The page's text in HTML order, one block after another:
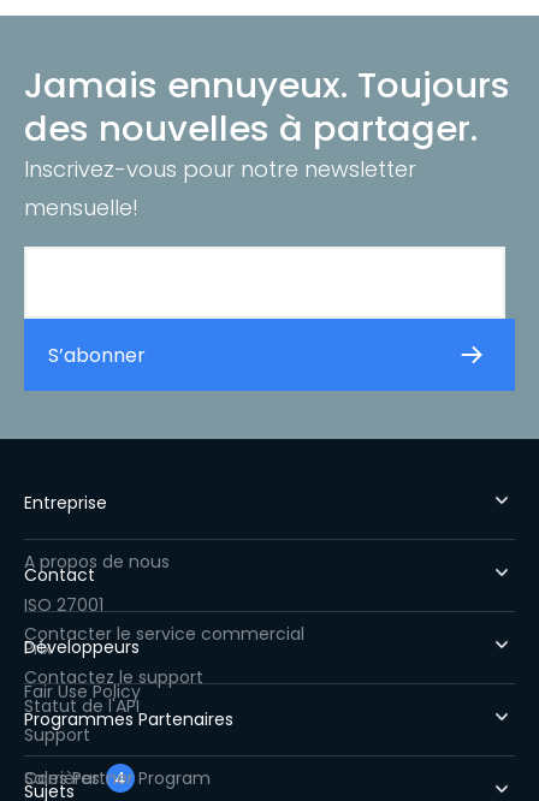
Jamais ennuyeux. Toujours
des nouvelles à partager.
Inscrivez-vous pour notre newsletter
mensuelle!
Entreprise
A propos de nous
ISO 27001
Prix
Fair Use Policy
Support
Carrières
4
Contact
Contacter le service commercial
Contactez le support
Développeurs
Statut de l'API
Programmes Partenaires
Sales Partner Program
Sujets